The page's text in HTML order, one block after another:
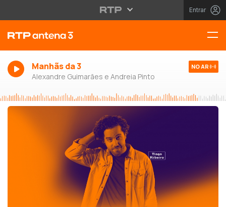
Entrar
Manhãs da 3
Alexandre Guimarães e Andreia Pinto
NO AR